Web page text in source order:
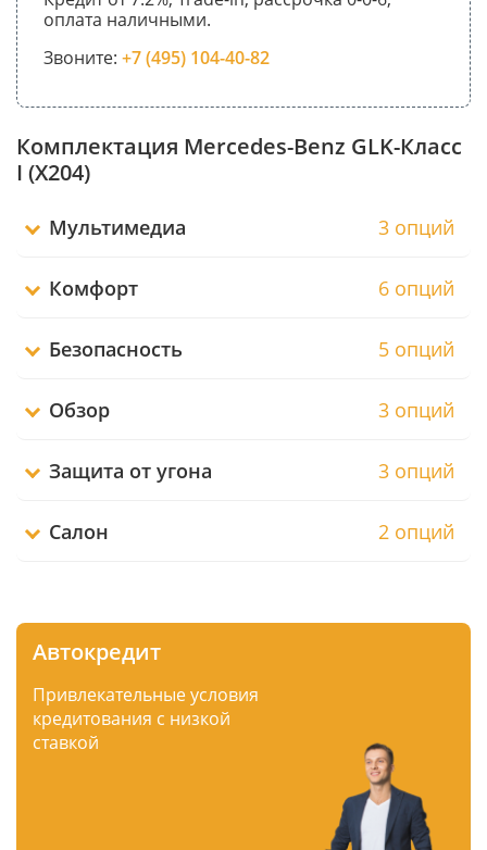
оплата наличными.
Звоните: +7 (495) 104-40-82
Комплектация Mercedes-Benz GLK-Класс
I (X204)
Мультимедиа 3 опций
Комфорт 6 опций
Безопасность 5 опций
Обзор 3 опций
Защита от угона 3 опций
Салон 2 опций
Автокредит
Привлекательные условия
кредитования с низкой
ставкой